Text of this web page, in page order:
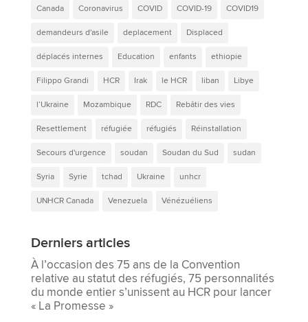
Canada Coronavirus COVID COVID-19 COVID19
demandeurs d'asile deplacement Displaced
déplacés internes Education enfants ethiopie
Filippo Grandi HCR Irak le HCR liban Libye
l’Ukraine Mozambique RDC Rebâtir des vies
Resettlement réfugiée réfugiés Réinstallation
Secours d'urgence soudan Soudan du Sud sudan
Syria Syrie tchad Ukraine unhcr
UNHCR Canada Venezuela Vénézuéliens
Derniers articles
À l’occasion des 75 ans de la Convention
relative au statut des réfugiés, 75 personnalités
du monde entier s’unissent au HCR pour lancer
« La Promesse »